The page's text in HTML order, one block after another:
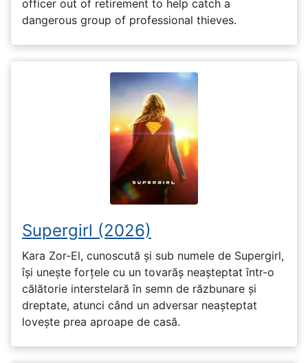
officer out of retirement to help catch a
dangerous group of professional thieves.
Supergirl (2026)
Kara Zor-El, cunoscută și sub numele de Supergirl,
își unește forțele cu un tovarăș neașteptat într-o
călătorie interstelară în semn de răzbunare și
dreptate, atunci când un adversar neașteptat
lovește prea aproape de casă.